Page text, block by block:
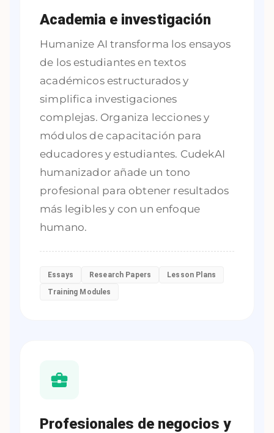
Academia e investigación
Humanize AI transforma los ensayos
de los estudiantes en textos
académicos estructurados y
simplifica investigaciones
complejas. Organiza lecciones y
módulos de capacitación para
educadores y estudiantes. CudekAI
humanizador añade un tono
profesional para obtener resultados
más legibles y con un enfoque
humano.
Essays Research Papers
Lesson Plans
Training Modules
Profesionales de negocios y